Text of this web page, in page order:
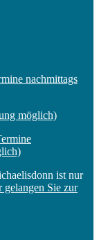
nachmittags
möglich)
ist nur
gelangen Sie zur